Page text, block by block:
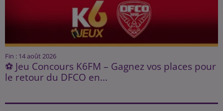
Fin : 14 août 2026
⚽ Jeu Concours K6FM – Gagnez vos places pour
le retour du DFCO en...